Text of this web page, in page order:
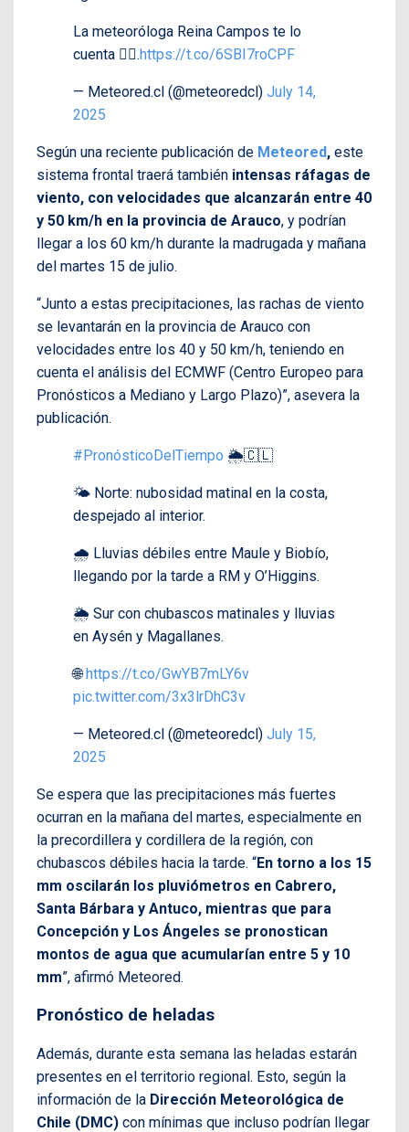
La meteoróloga Reina Campos te lo
cuenta 👇🏻.https://t.co/6SBI7roCPF
— Meteored.cl (@meteoredcl) July 14,
2025
Según una reciente publicación de Meteored, este
sistema frontal traerá también intensas ráfagas de
viento, con velocidades que alcanzarán entre 40
y 50 km/h en la provincia de Arauco, y podrían
llegar a los 60 km/h durante la madrugada y mañana
del martes 15 de julio.
“Junto a estas precipitaciones, las rachas de viento
se levantarán en la provincia de Arauco con
velocidades entre los 40 y 50 km/h, teniendo en
cuenta el análisis del ECMWF (Centro Europeo para
Pronósticos a Mediano y Largo Plazo)”, asevera la
publicación.
#PronósticoDelTiempo 🌦️🇨🇱
🌤️ Norte: nubosidad matinal en la costa,
despejado al interior.
🌧️ Lluvias débiles entre Maule y Biobío,
llegando por la tarde a RM y O’Higgins.
🌦️ Sur con chubascos matinales y lluvias
en Aysén y Magallanes.
🌐 https://t.co/GwYB7mLY6v
pic.twitter.com/3x3lrDhC3v
— Meteored.cl (@meteoredcl) July 15,
2025
Se espera que las precipitaciones más fuertes
ocurran en la mañana del martes, especialmente en
la precordillera y cordillera de la región, con
chubascos débiles hacia la tarde. “En torno a los 15
mm oscilarán los pluviómetros en Cabrero,
Santa Bárbara y Antuco, mientras que para
Concepción y Los Ángeles se pronostican
montos de agua que acumularían entre 5 y 10
mm”, afirmó Meteored.
Pronóstico de heladas
Además, durante esta semana las heladas estarán
presentes en el territorio regional. Esto, según la
información de la Dirección Meteorológica de
Chile (DMC) con mínimas que incluso podrían llegar